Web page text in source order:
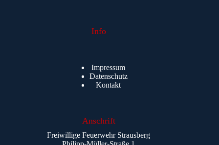
Info
Impressum
Datenschutz
Kontakt
Anschrift
Freiwillige Feuerwehr Strausberg